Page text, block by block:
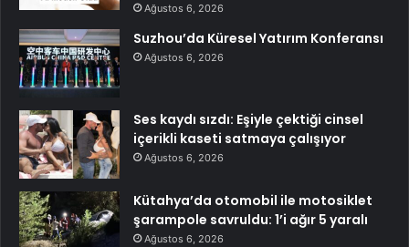
Ağustos 6, 2026
Suzhou’da Küresel Yatırım Konferansı
Ağustos 6, 2026
Ses kaydı sızdı: Eşiyle çektiği cinsel
içerikli kaseti satmaya çalışıyor
Ağustos 6, 2026
Kütahya’da otomobil ile motosiklet
şarampole savruldu: 1’i ağır 5 yaralı
Ağustos 6, 2026